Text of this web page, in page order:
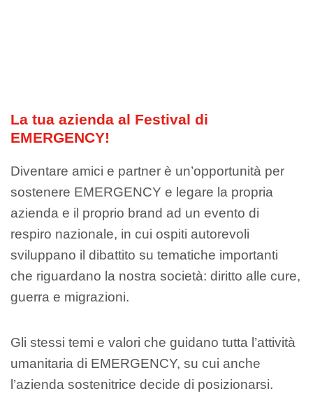
La tua azienda al Festival di
EMERGENCY!
Diventare amici e partner è un’opportunità per
sostenere EMERGENCY e legare la propria
azienda e il proprio brand ad un evento di
respiro nazionale, in cui ospiti autorevoli
sviluppano il dibattito su tematiche importanti
che riguardano la nostra società: diritto alle cure,
guerra e migrazioni.
Gli stessi temi e valori che guidano tutta l’attività
umanitaria di EMERGENCY, su cui anche
l’azienda sostenitrice decide di posizionarsi.